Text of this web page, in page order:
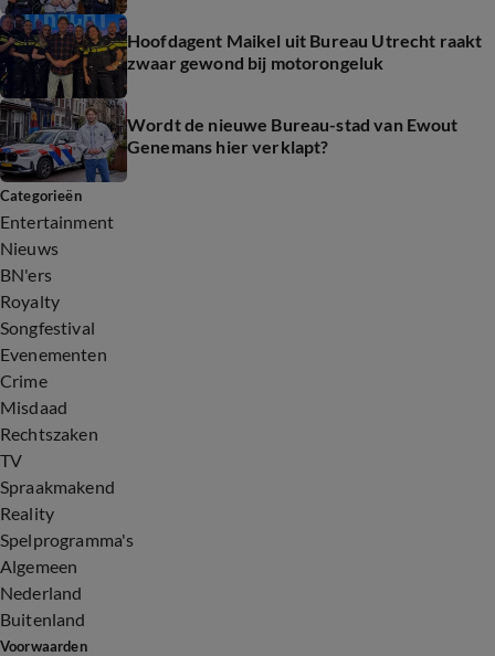
Hoofdagent Maikel uit Bureau Utrecht raakt
zwaar gewond bij motorongeluk
Wordt de nieuwe Bureau-stad van Ewout
Genemans hier verklapt?
Categorieën
Entertainment
Nieuws
BN'ers
Royalty
Songfestival
Evenementen
Crime
Misdaad
Rechtszaken
TV
Spraakmakend
Reality
Spelprogramma's
Algemeen
Nederland
Buitenland
Voorwaarden